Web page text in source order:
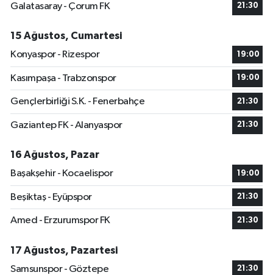
Galatasaray - Çorum FK
21:30
15 Ağustos, Cumartesi
Konyaspor - Rizespor
19:00
Kasımpaşa - Trabzonspor 19:00
Gençlerbirliği S.K. - Fenerbahçe 21:30
Gaziantep FK - Alanyaspor 21:30
16 Ağustos, Pazar
Başakşehir - Kocaelispor
19:00
Beşiktaş - Eyüpspor 21:30
Amed - Erzurumspor FK 21:30
17 Ağustos, Pazartesi
Samsunspor - Göztepe
21:30